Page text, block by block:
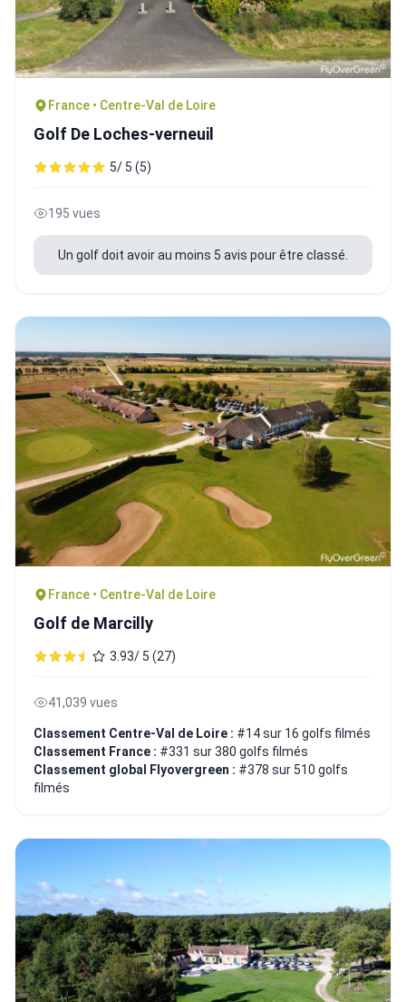
France • Centre-Val de Loire
Golf De Loches-verneuil
5/ 5 (5)
195 vues
Un golf doit avoir au moins 5 avis pour être classé.
France • Centre-Val de Loire
Golf de Marcilly
3.93/ 5 (27)
41,039 vues
Classement Centre-Val de Loire : #14 sur 16 golfs filmés
Classement France : #331 sur 380 golfs filmés
Classement global Flyovergreen : #378 sur 510 golfs
filmés